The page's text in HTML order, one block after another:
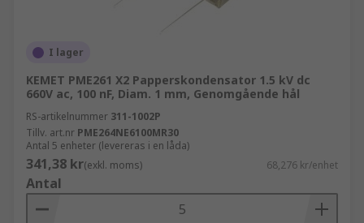
I lager
KEMET PME261 X2 Papperskondensator 1.5 kV dc
660V ac, 100 nF, Diam. 1 mm, Genomgående hål
RS-artikelnummer 311-1002P
Tillv. art.nr PME264NE6100MR30
Antal 5 enheter (levereras i en låda)
341,38 kr(exkl. moms) 68,276 kr/enhet
Antal